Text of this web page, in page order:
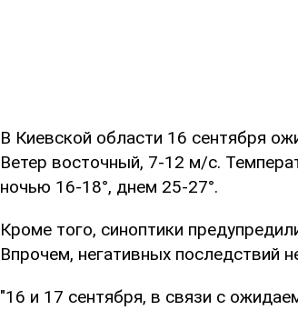
В Киевской области 16 сентября
Ветер восточный, 7-12 м/с.
ночью 16-18°, днем 25-27°.
Кроме того, синоптики
Впрочем, негативных последствий
"16 и 17 сентября, в связи с